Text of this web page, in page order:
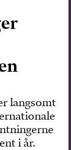
langsomt
i år.